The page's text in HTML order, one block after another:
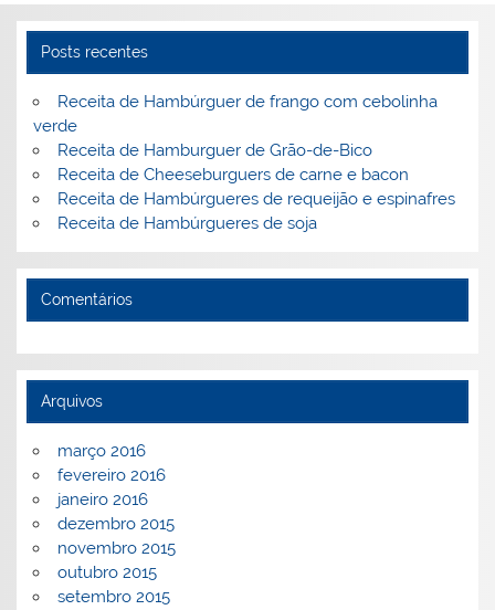
Posts recentes
Receita de Hambúrguer de frango com cebolinha
verde
Receita de Hamburguer de Grão-de-Bico
Receita de Cheeseburguers de carne e bacon
Receita de Hambúrgueres de requeijão e espinafres
Receita de Hambúrgueres de soja
Comentários
Arquivos
março 2016
fevereiro 2016
janeiro 2016
dezembro 2015
novembro 2015
outubro 2015
setembro 2015